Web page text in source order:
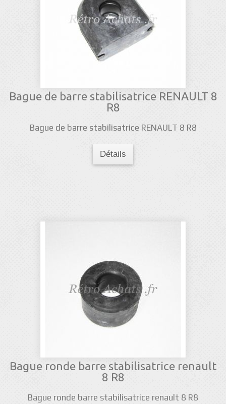
Bague de barre stabilisatrice RENAULT 8
R8
Bague de barre stabilisatrice RENAULT 8 R8
Détails
Bague ronde barre stabilisatrice renault
8 R8
Bague ronde barre stabilisatrice renault 8 R8